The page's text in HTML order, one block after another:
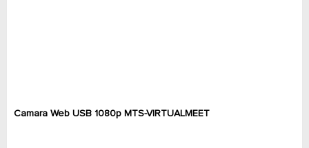
Camara Web USB 1080p MTS-VIRTUALMEET